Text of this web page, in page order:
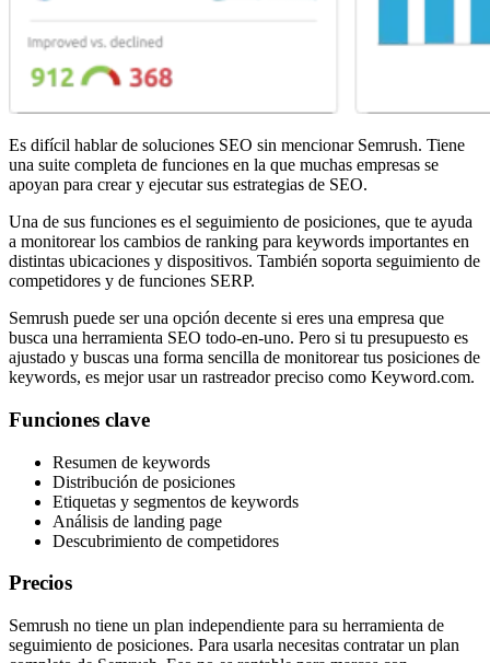
Es difícil hablar de soluciones SEO sin mencionar Semrush. Tiene
una suite completa de funciones en la que muchas empresas se
apoyan para crear y ejecutar sus estrategias de SEO.
Una de sus funciones es el seguimiento de posiciones, que te ayuda
a monitorear los cambios de ranking para keywords importantes en
distintas ubicaciones y dispositivos. También soporta seguimiento de
competidores y de funciones SERP.
Semrush puede ser una opción decente si eres una empresa que
busca una herramienta SEO todo-en-uno. Pero si tu presupuesto es
ajustado y buscas una forma sencilla de monitorear tus posiciones de
keywords, es mejor usar un rastreador preciso como Keyword.com.
Funciones clave
Resumen de keywords
Distribución de posiciones
Etiquetas y segmentos de keywords
Análisis de landing page
Descubrimiento de competidores
Precios
Semrush no tiene un plan independiente para su herramienta de
seguimiento de posiciones. Para usarla necesitas contratar un plan